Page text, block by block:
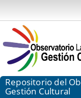
Repositorio del
Gestión Cultural